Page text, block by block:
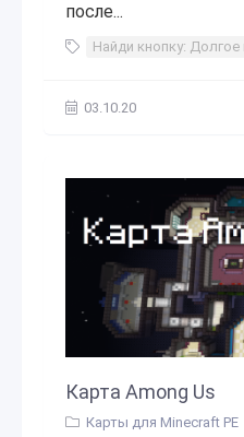
после...
Найди кнопку:
03.10.20
Карта Among Us
Карты для Minecraft PE